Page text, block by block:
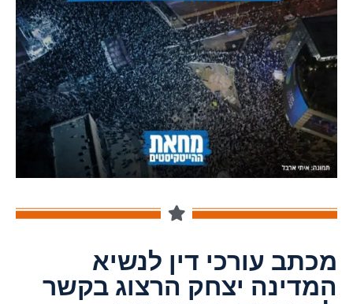
מכתב עורכי דין לנשיא
המדינה יצחק הרצוג בקשר